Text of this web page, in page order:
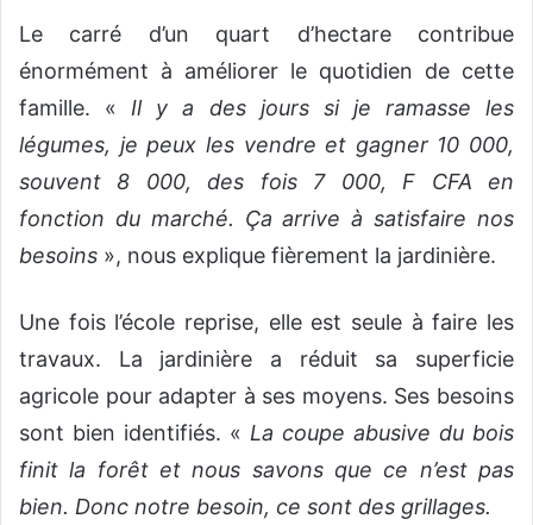
Le carré d’un quart d’hectare contribue
énormément à améliorer le quotidien de cette
famille. « Il y a des jours si je ramasse les
légumes, je peux les vendre et gagner 10 000,
souvent 8 000, des fois 7 000, F CFA en
fonction du marché. Ça arrive à satisfaire nos
besoins », nous explique fièrement la jardinière.
Une fois l’école reprise, elle est seule à faire les
travaux. La jardinière a réduit sa superficie
agricole pour adapter à ses moyens. Ses besoins
sont bien identifiés. « La coupe abusive du bois
finit la forêt et nous savons que ce n’est pas
bien. Donc notre besoin, ce sont des grillages.